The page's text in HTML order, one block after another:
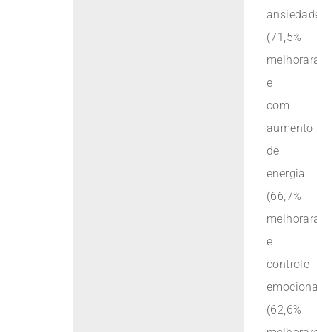
(71,5%
e
com
aumento
de
energia
(66,7%
e
controle
(62,6%